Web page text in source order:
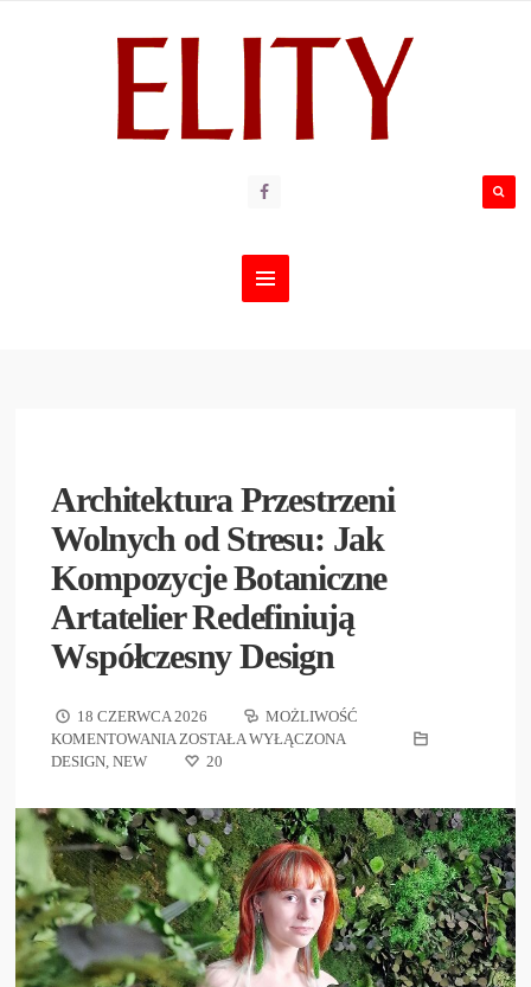
Architektura Przestrzeni
Wolnych od Stresu: Jak
Kompozycje Botaniczne
Artatelier Redefiniują
Współczesny Design
18 CZERWCA 2026
MOŻLIWOŚĆ
KOMENTOWANIA ZOSTAŁA WYŁĄCZONA
DESIGN ,NEW 20